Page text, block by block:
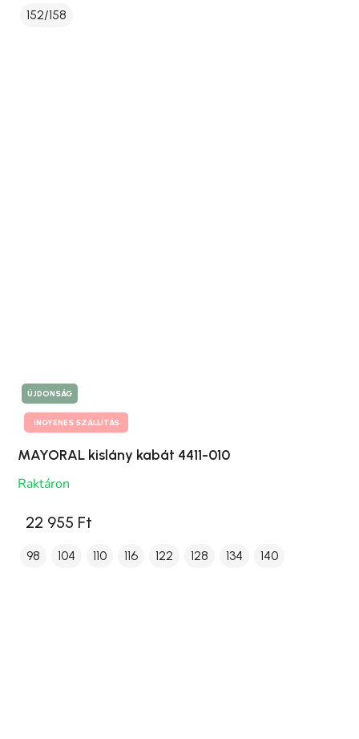
152/158
ÚJDONSÁG
INGYENES SZÁLLÍTÁS
MAYORAL kislány kabát 4411-010
Raktáron
22 955 Ft
98 104 110 116 122 128 134 140